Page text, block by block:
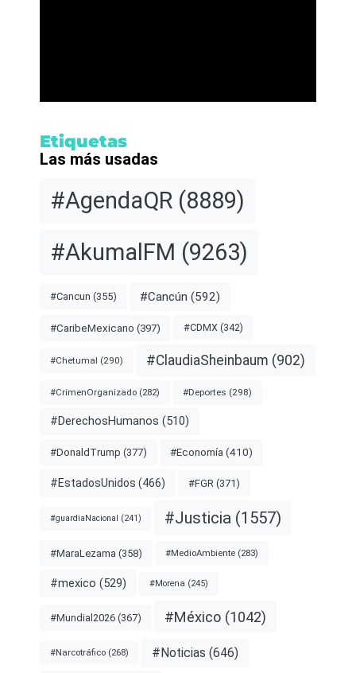
Etiquetas
Las más usadas
#AgendaQR (8889)
#AkumalFM (9263)
#Cancun (355) #Cancún (592)
#CaribeMexicano (397) #CDMX (342)
#Chetumal (290) #ClaudiaSheinbaum (902)
#CrimenOrganizado (282) #Deportes (298)
#DerechosHumanos (510)
#DonaldTrump (377) #Economía (410)
#EstadosUnidos (466) #FGR (371)
#guardiaNacional (241) #Justicia (1557)
#MaraLezama (358) #MedioAmbiente (283)
#mexico (529) #Morena (245)
#Mundial2026 (367) #México (1042)
#Narcotráfico (268) #Noticias (646)